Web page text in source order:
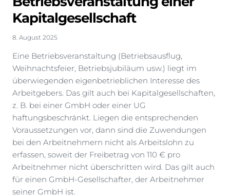
Kapitalgesellschaft
8. August 2025
Eine Betriebsveranstaltung (Betriebsausflug,
Weihnachtsfeier, Betriebsjubiläum usw.) liegt im
überwiegenden eigenbetrieblichen Interesse des
Arbeitgebers. Das gilt auch bei Kapitalgesellschaften,
z. B. bei einer GmbH oder einer UG
haftungsbeschränkt. Liegen die entsprechenden
Voraussetzungen vor, dann sind die Zuwendungen
bei den Arbeitnehmern nicht als Arbeitslohn zu
erfassen, soweit der Freibetrag von 110 € pro
Arbeitnehmer nicht überschritten wird. Das gilt auch
für einen GmbH-Gesellschafter, der Arbeitnehmer
seiner GmbH ist.